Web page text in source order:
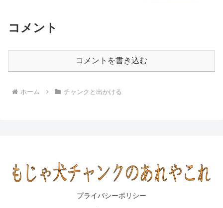
コメント
コメントを書き込む
ホーム チャンクと出かける
プライバシーポリシー